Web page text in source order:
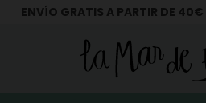
ENVÍO GRATIS A PARTIR DE 40€